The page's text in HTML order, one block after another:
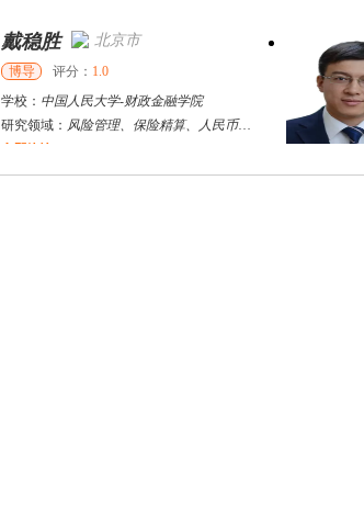
戴稳胜 北京市
博导 评分： 1.0
学校： 中国人民大学-财政金融学院
研究领域： 风险管理、保险精算、人民币国际化
立即咨询
陈传红 武汉市